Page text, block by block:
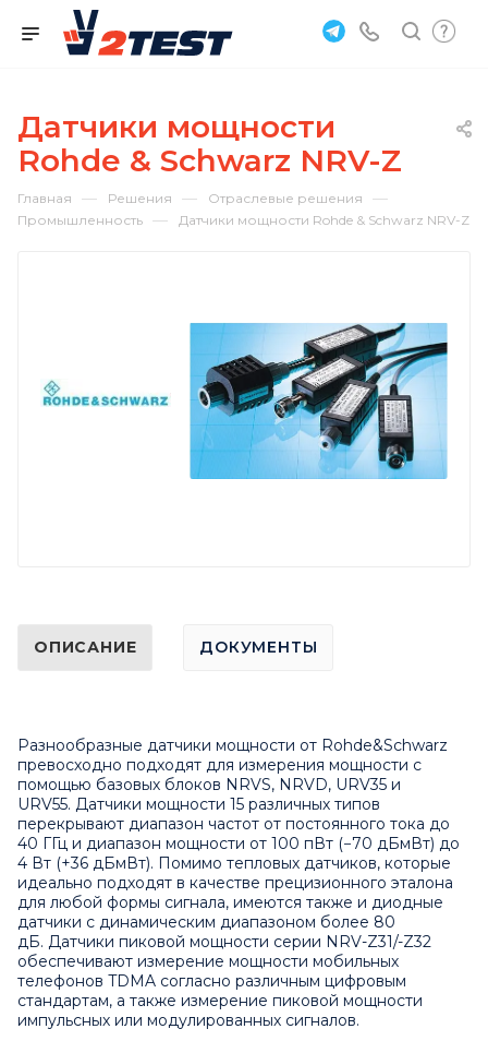
Датчики мощности
Rohde & Schwarz NRV-Z
Главная — Решения — Отраслевые решения —
Промышленность — Датчики мощности Rohde & Schwarz NRV-Z
ОПИСАНИЕ ДОКУМЕНТЫ
Разнообразные датчики мощности от Rohde&Schwarz
превосходно подходят для измерения мощности с
помощью базовых блоков NRVS, NRVD, URV35 и
URV55. Датчики мощности 15 различных типов
перекрывают диапазон частот от постоянного тока до
40 ГГц и диапазон мощности от 100 пВт (−70 дБмВт) до
4 Вт (+36 дБмВт). Помимо тепловых датчиков, которые
идеально подходят в качестве прецизионного эталона
для любой формы сигнала, имеются также и диодные
датчики с динамическим диапазоном более 80
дБ. Датчики пиковой мощности серии NRV-Z31/-Z32
обеспечивают измерение мощности мобильных
телефонов TDMA согласно различным цифровым
стандартам, а также измерение пиковой мощности
импульсных или модулированных сигналов.